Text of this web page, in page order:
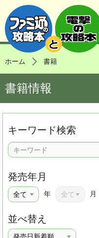
ホーム 書籍
書籍情報
キーワード検索
発売年月
年 月
並べ替え